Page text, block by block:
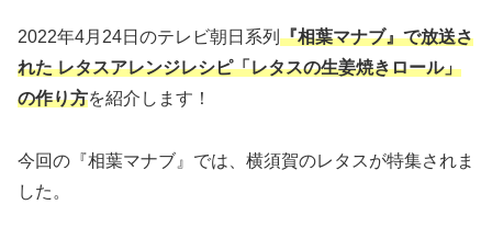
2022年4月24日のテレビ朝日系列 『相葉マナブ』で放送さ
れた レタスアレンジレシピ「レタスの生姜焼きロール」
の作り方を紹介します！
今回の『相葉マナブ』では、横須賀のレタスが特集されま
した。